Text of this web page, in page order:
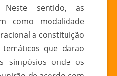
Neste sentido, as
como modalidade
a constituição
que darão
simpósios onde os